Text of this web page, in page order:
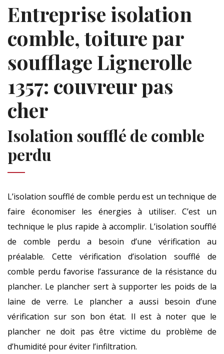
Entreprise isolation
comble, toiture par
soufflage Lignerolle
1357: couvreur pas
cher
Isolation soufflé de comble
perdu
L’isolation soufflé de comble perdu est un technique de
faire économiser les énergies à utiliser. C’est un
technique le plus rapide à accomplir. L’isolation soufflé
de comble perdu a besoin d’une vérification au
préalable. Cette vérification d’isolation soufflé de
comble perdu favorise l’assurance de la résistance du
plancher. Le plancher sert à supporter les poids de la
laine de verre. Le plancher a aussi besoin d’une
vérification sur son bon état. Il est à noter que le
plancher ne doit pas être victime du problème de
d’humidité pour éviter l’infiltration.